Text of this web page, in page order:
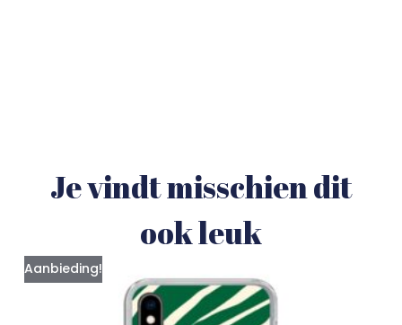
Je vindt misschien dit
ook leuk
Aanbieding!